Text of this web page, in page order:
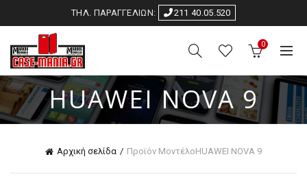
ΤΗΛ. ΠΑΡΑΓΓΕΛΙΩΝ: 211 40.05.520
0
HUAWEI NOVA 9
Αρχική σελίδα Προϊόν ΜοντέλοHUAWEI NOVA 9